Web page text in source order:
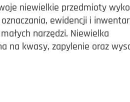
niewielkie przedmioty
ewidencji i
narzędzi. Niewielka
na kwasy, zapylenie oraz